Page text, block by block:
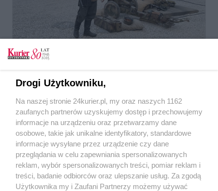
Drogi Użytkowniku,
Na naszej stronie 24kurier.pl, my oraz naszych 1162
zaufanych partnerów uzyskujemy dostęp i przechowujemy
informacje na urządzeniu oraz przetwarzamy dane
osobowe, takie jak unikalne identyfikatory, standardowe
informacje wysyłane przez urządzenie czy dane
przeglądania w celu zapewniania spersonalizowanych
reklam, wybór spersonalizowanych treści, pomiar reklam i
treści, badanie odbiorców oraz ulepszanie usług. Za zgodą
Użytkownika my i Zaufani Partnerzy możemy używać